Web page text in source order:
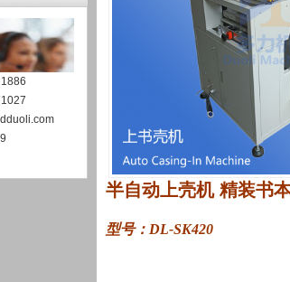
半自动上壳机 精装书
型号：DL-SK420